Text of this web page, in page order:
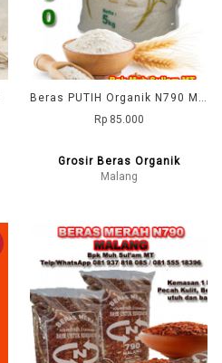
Beras PUTIH Organik N790 Malang Kemasan 5 kg untuk Bubur Bayi Organik
Rp 85.000
Grosir Beras Organik
Malang